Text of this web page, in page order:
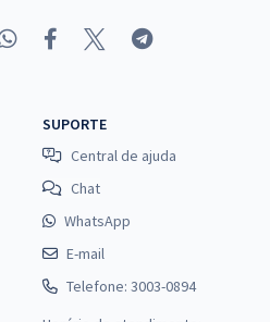
SUPORTE
Central de ajuda
Chat
WhatsApp
E-mail
Telefone: 3003-0894